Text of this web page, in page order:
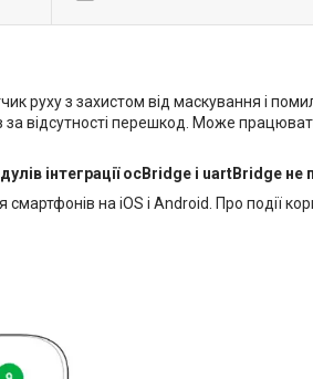
руху з захистом від маскування і
відсутності перешкод. Може
інтеграції ocBridge і uartBridge не
на iOS і Android. Про події